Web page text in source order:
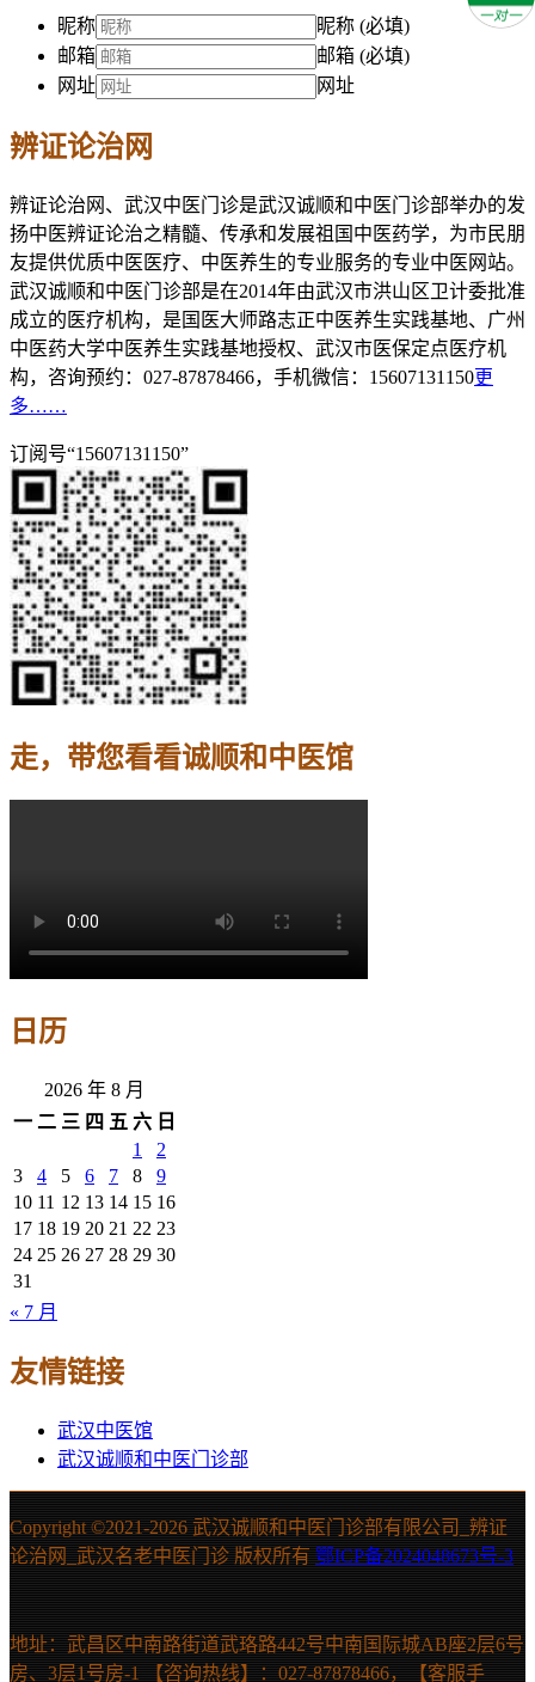
昵称
昵称 (必填)
邮箱
邮箱 (必填)
网址
网址
辨证论治网
辨证论治网、武汉中医门诊是武汉诚顺和中医门诊部举办的发
扬中医辨证论治之精髓、传承和发展祖国中医药学，为市民朋
友提供优质中医医疗、中医养生的专业服务的专业中医网站。
武汉诚顺和中医门诊部是在2014年由武汉市洪山区卫计委批准
成立的医疗机构，是国医大师路志正中医养生实践基地、广州
中医药大学中医养生实践基地授权、武汉市医保定点医疗机
构，咨询预约：027-87878466，手机微信：15607131150更
多……
订阅号“15607131150”
走，带您看看诚顺和中医馆
日历
2026 年 8 月
一 二 三 四 五 六 日
1
2
3
4 5 6 7 8
9
10 11 12 13 14 15 16
17 18 19 20 21 22 23
24 25 26 27 28 29 30
31
« 7 月
友情链接
武汉中医馆
武汉诚顺和中医门诊部
Copyright ©2021-2026 武汉诚顺和中医门诊部有限公司_辨证
论治网_武汉名老中医门诊 版权所有 鄂ICP备2024048673号-3
地址：武昌区中南路街道武珞路442号中南国际城AB座2层6号
房、3层1号房-1 【咨询热线】：027-87878466，【客服手